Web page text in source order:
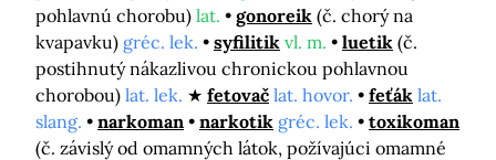
pohlavnú chorobu) lat. gonoreik (č. chorý na
kvapavku) gréc. lek. syfilitik vl. m. luetik (č.
postihnutý nákazlivou chronickou pohlavnou
chorobou) lat. lek. fetovač lat. hovor. feťák lat.
slang.
narkoman narkotik gréc. lek.
toxikoman
(č. závislý od omamných látok, požívajúci omamné